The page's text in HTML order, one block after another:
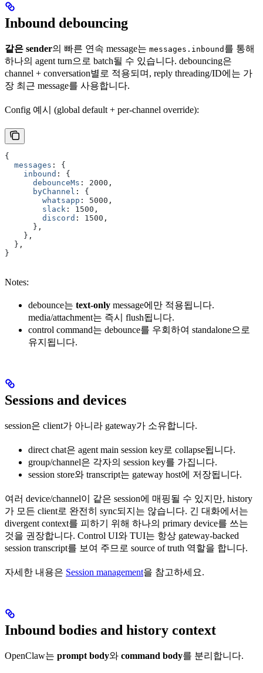
Inbound debouncing
같은 sender의 빠른 연속 message는 messages.inbound 를 통해
하나의 agent turn으로 batch될 수 있습니다. debouncing은
channel + conversation별로 적용되며, reply threading/ID에는 가
장 최근 message를 사용합니다.
Config 예시 (global default + per-channel override):
{
  messages
:
{
    inbound
:
{
      debounceMs
: 2000 ,
      byChannel
:
{
        whatsapp
: 5000 ,
        slack
: 1500 ,
        discord
: 1500 ,
      }
,
    }
,
  }
,
}
Notes:
debounce는 text-only message에만 적용됩니다.
media/attachment는 즉시 flush됩니다.
control command는 debounce를 우회하여 standalone으로
유지됩니다.
Sessions and devices
session은 client가 아니라 gateway가 소유합니다.
direct chat은 agent main session key로 collapse됩니다.
group/channel은 각자의 session key를 가집니다.
session store와 transcript는 gateway host에 저장됩니다.
여러 device/channel이 같은 session에 매핑될 수 있지만, history
가 모든 client로 완전히 sync되지는 않습니다. 긴 대화에서는
divergent context를 피하기 위해 하나의 primary device를 쓰는
것을 권장합니다. Control UI와 TUI는 항상 gateway-backed
session transcript를 보여 주므로 source of truth 역할을 합니다.
자세한 내용은 Session management을 참고하세요.
Inbound bodies and history context
OpenClaw는 prompt body와 command body를 분리합니다.